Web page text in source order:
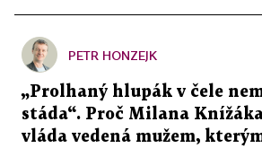
PETR HONZEJK
„Prolhaný hlupák v čele
stáda“. Proč Milana
vláda vedená mužem,